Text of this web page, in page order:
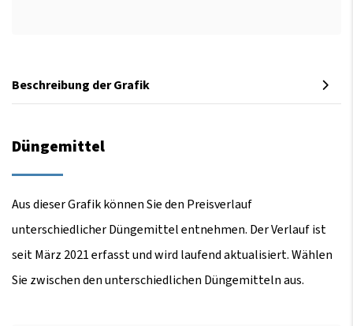
Beschreibung der Grafik
Düngemittel
Aus dieser Grafik können Sie den Preisverlauf
unterschiedlicher Düngemittel entnehmen. Der Verlauf ist
seit März 2021 erfasst und wird laufend aktualisiert. Wählen
Sie zwischen den unterschiedlichen Düngemitteln aus.